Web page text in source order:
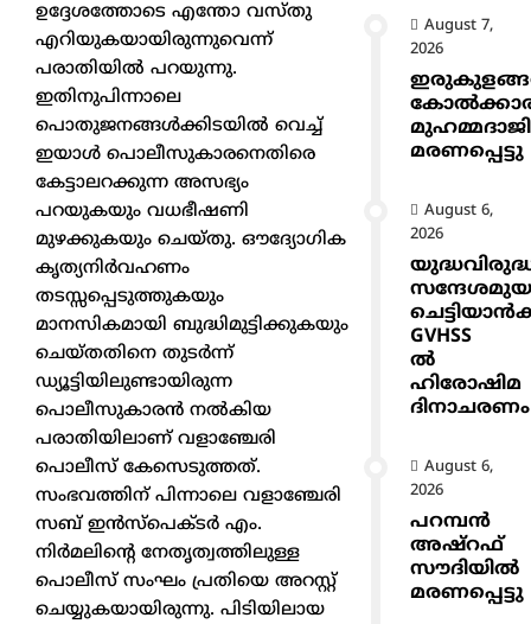
ഉദ്ദേശത്തോടെ എന്തോ വസ്തു
എറിയുകയായിരുന്നുവെന്ന്
പരാതിയിൽ പറയുന്നു.
ഇതിനുപിന്നാലെ
പൊതുജനങ്ങൾക്കിടയിൽ വെച്ച്
ഇയാൾ പൊലീസുകാരനെതിരെ
കേട്ടാലറക്കുന്ന അസഭ്യം
പറയുകയും വധഭീഷണി
മുഴക്കുകയും ചെയ്തു. ഔദ്യോഗിക
കൃത്യനിർവഹണം
തടസ്സപ്പെടുത്തുകയും
മാനസികമായി ബുദ്ധിമുട്ടിക്കുകയും
ചെയ്തതിനെ തുടർന്ന്
ഡ്യൂട്ടിയിലുണ്ടായിരുന്ന
പൊലീസുകാരൻ നൽകിയ
പരാതിയിലാണ് വളാഞ്ചേരി
പൊലീസ് കേസെടുത്തത്.
സംഭവത്തിന് പിന്നാലെ വളാഞ്ചേരി
സബ് ഇൻസ്പെക്ടർ എം.
നിർമലിന്റെ നേതൃത്വത്തിലുള്ള
പൊലീസ് സംഘം പ്രതിയെ അറസ്റ്റ്
ചെയ്യുകയായിരുന്നു. പിടിയിലായ
August 7,
2026
മുഹമ്മദാജി
മരണപ്പെട്ടു
August 6,
2026
GVHSS
ൽ
ഹിരോഷിമ
ദിനാചരണം
August 6,
2026
പറമ്പൻ
അഷ്‌റഫ്
സൗദിയിൽ
മരണപ്പെട്ടു